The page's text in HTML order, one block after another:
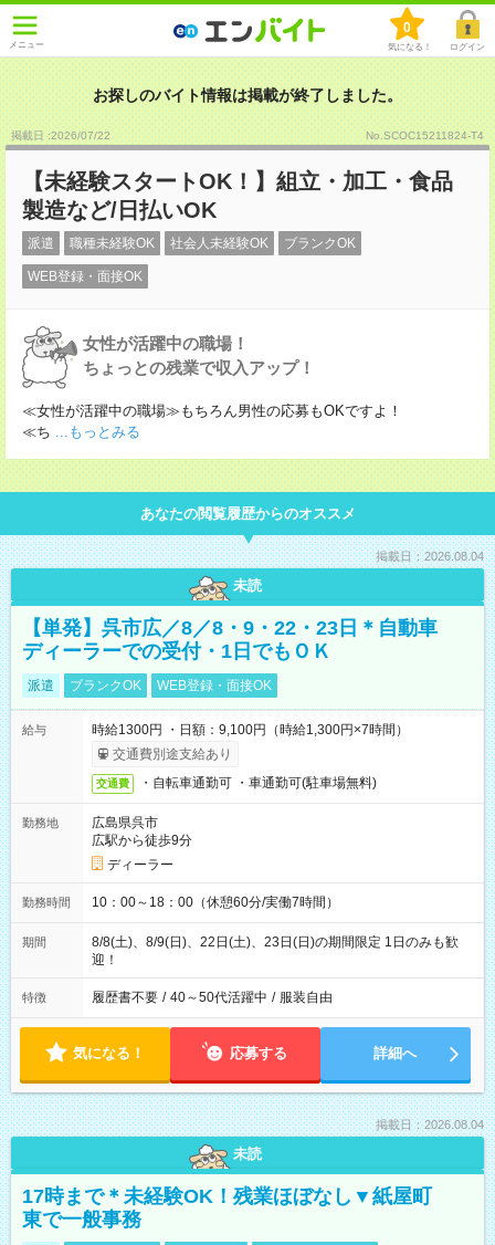
メニュー
0
気になる！ ログイン
お探しのバイト情報は掲載が終了しました。
掲載日 :2026/07/22 No.SCOC15211824-T4
【未経験スタートOK！】組立・加工・食品
製造など/日払いOK
派遣 職種未経験OK 社会人未経験OK ブランクOK
WEB登録・面接OK
女性が活躍中の職場！
ちょっとの残業で収入アップ！
≪女性が活躍中の職場≫もちろん男性の応募もOKですよ！
≪ち ...もっとみる
あなたの閲覧履歴からのオススメ
掲載日：2026.08.04
未読
【単発】呉市広／8／8・9・22・23日＊自動車
ディーラーでの受付・1日でもＯＫ
派遣 ブランクOK WEB登録・面接OK
給与
時給1300円 ・日額：9,100円（時給1,300円×7時間）
交通費別途支給あり
交通費 ・自転車通勤可 ・車通勤可(駐車場無料)
勤務地
広島県呉市
広駅から徒歩9分
ディーラー
勤務時間 10：00～18：00（休憩60分/実働7時間）
期間
8/8(土)、8/9(日)、22日(土)、23日(日)の期間限定 1日のみも歓
迎！
特徴 履歴書不要 / 40～50代活躍中 / 服装自由
気になる！ 応募する 詳細へ
掲載日：2026.08.04
未読
17時まで＊未経験OK！残業ほぼなし▼紙屋町
東で一般事務